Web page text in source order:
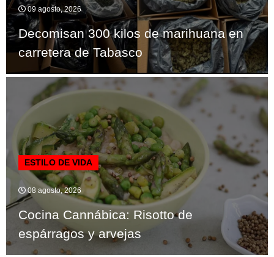
09 agosto, 2026
Decomisan 300 kilos de marihuana en
carretera de Tabasco
ESTILO DE VIDA
08 agosto, 2026
Cocina Cannábica: Risotto de
espárragos y arvejas